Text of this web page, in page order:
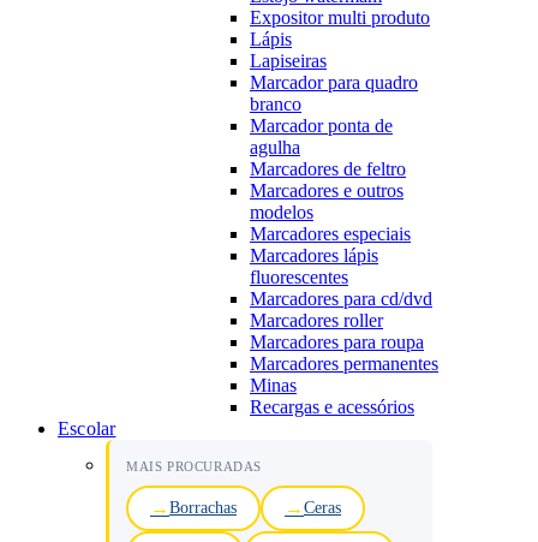
Expositor multi produto
Lápis
Lapiseiras
Marcador para quadro
branco
Marcador ponta de
agulha
Marcadores de feltro
Marcadores e outros
modelos
Marcadores especiais
Marcadores lápis
fluorescentes
Marcadores para cd/dvd
Marcadores roller
Marcadores para roupa
Marcadores permanentes
Minas
Recargas e acessórios
Escolar
MAIS PROCURADAS
Borrachas Ceras